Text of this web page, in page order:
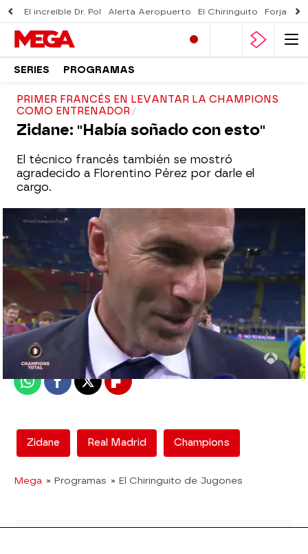
El increíble Dr. Pol Alerta Aeropuerto El Chiringuito Forjado
SERIES PROGRAMAS
PRIMER FRANCÉS EN LEVANTAR LA CHAMPIONS
COMO ENTRENADOR
Zidane: "Había soñado con esto"
El técnico francés también se mostró
agradecido a Florentino Pérez por darle el
cargo.
mega
Madrid
Publicado: 08 de junio de 2018, 18:31
WhatsappFacebook
X Flipboard
Zidane Real Madrid Champions
Mega » Programas » El Chiringuito de Jugones